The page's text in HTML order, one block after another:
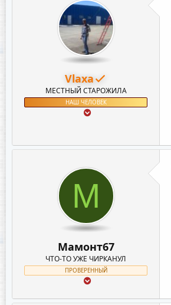
Vlaxa
МЕСТНЫЙ СТАРОЖИЛА
НАШ ЧЕЛОВЕК
М
Мамонт67
ЧТО-ТО УЖЕ ЧИРКАНУЛ
ПРОВЕРЕННЫЙ